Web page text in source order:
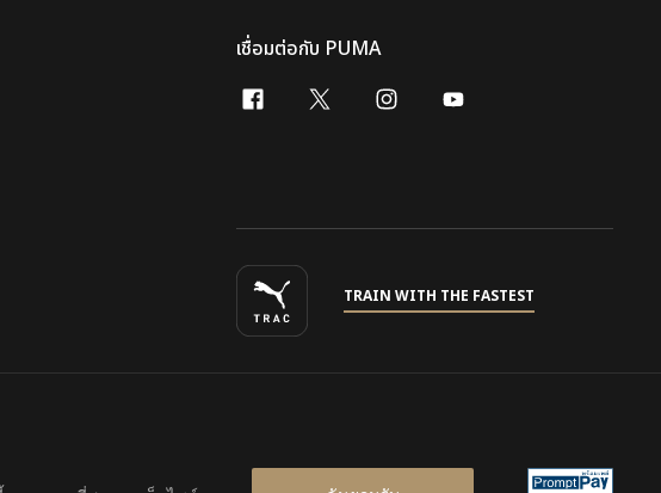
เชื่อมต่อกับ PUMA
facebook
x-twitterinstagram
youtube
TRAIN WITH THE FASTEST